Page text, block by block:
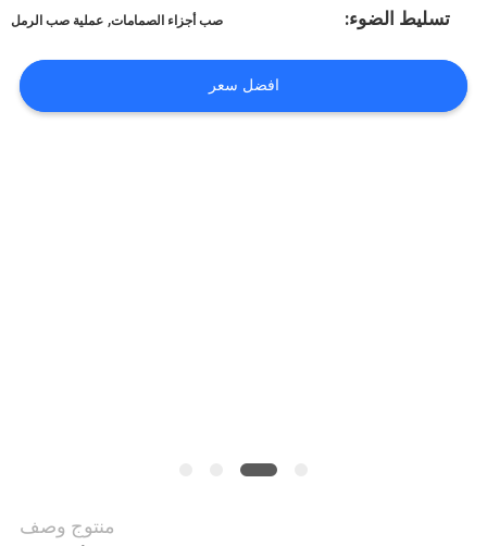
اقتباس
خريطة
تسليط الضوء: صب أجزاء الصمامات, عملية صب الرمل
افضل سعر
منتوج وصف